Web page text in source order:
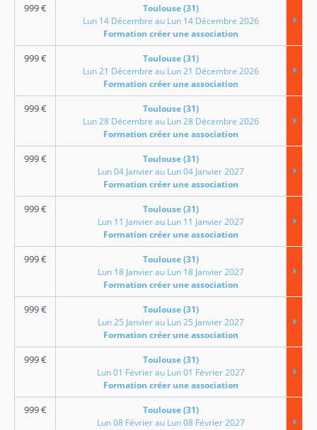
999€
Toulouse (31)
Lun 14 Décembre au Lun 14 Décembre 2026
Formation créer une association
999€
Toulouse (31)
Lun 21 Décembre au Lun 21 Décembre 2026
Formation créer une association
999€
Toulouse (31)
Lun 28 Décembre au Lun 28 Décembre 2026
Formation créer une association
999€
Toulouse (31)
Lun 04 Janvier au Lun 04 Janvier 2027
Formation créer une association
999€
Toulouse (31)
Lun 11 Janvier au Lun 11 Janvier 2027
Formation créer une association
999€
Toulouse (31)
Lun 18 Janvier au Lun 18 Janvier 2027
Formation créer une association
999€
Toulouse (31)
Lun 25 Janvier au Lun 25 Janvier 2027
Formation créer une association
999€
Toulouse (31)
Lun 01 Février au Lun 01 Février 2027
Formation créer une association
999€
Toulouse (31)
Lun 08 Février au Lun 08 Février 2027